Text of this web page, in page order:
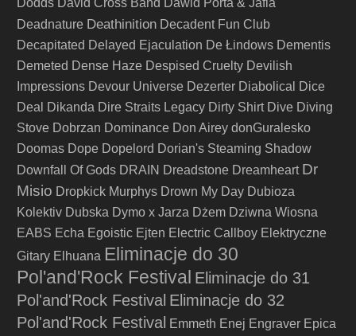
Dodds David Cross Band Dawid Porta & Jafia
Deadnature Deathinition Decadent Fun Club
Decapitated Delayed Ejaculation De Łindows Dementis
Demeted Dense Haze Despised Cruelty Devilish
Impressions Devour Universe Dezerter Diabolical
Dice
Deal
Dikanda Dire Straits Legacy Dirty Shirt Dive Diving
Stove Dobrzan Dominance Don Airey donGuralesko
Doomas Dope Dopelord Dorian's Steaming Shadow
Downfall Of Gods DRAIN Dreadstone Dreamheart Dr
Misio Dropkick Murphys Drown My Day Dubioza
Kolektiv Dubska Dymo x Jarza Dżem Dziwna Wiosna
EABS Echa Egoistic Ejten Electric Callboy Elektryczne
Gitary Elhuana Eliminacje do 30
Pol'and'Rock Festival Eliminacje do 31
Pol'and'Rock Festival Eliminacje do 32
Pol'and'Rock Festival Emmeth Enej Engraver Epica